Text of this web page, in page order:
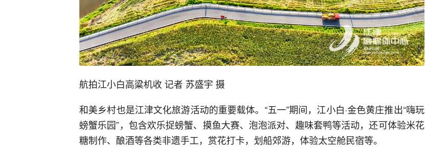
航拍江小白高粱机收 记者 苏盛宇 摄
和美乡村也是江津文化旅游活动的重要载体。“五一”期间，江小白·金色黄庄推出“嗨玩
螃蟹乐园”，包含欢乐捉螃蟹、摸鱼大赛、泡泡派对、趣味套鸭等活动，还可体验米花
糖制作、酿酒等各类非遗手工，赏花打卡，划船郊游，体验太空舱民宿等。